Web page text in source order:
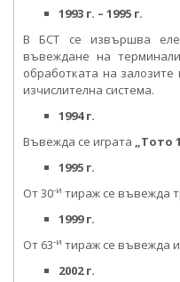
1993 г. – 1995 г.
В БСТ се извършва
въвеждане на
обработката на
изчислителна система.
1994 г.
Въвежда се играта „Тото
1995 г.
От 30-и тираж се въвежда
1999 г.
От 63-и тираж се въвежда
2002 г.